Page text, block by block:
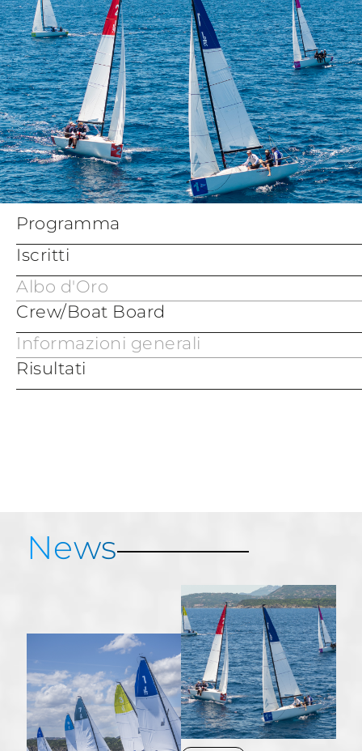
Programma
Iscritti
Albo d'Oro
Crew/Boat Board
Informazioni generali
Risultati
News